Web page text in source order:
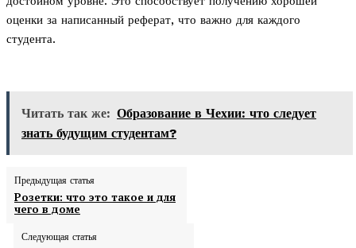
оценки за написанный реферат, что важно для каждого
студента.
Читать так же: Образование в Чехии: что следует
знать будущим студентам?
Предыдущая статья
Розетки: что это такое и для
чего в доме
Следующая статья